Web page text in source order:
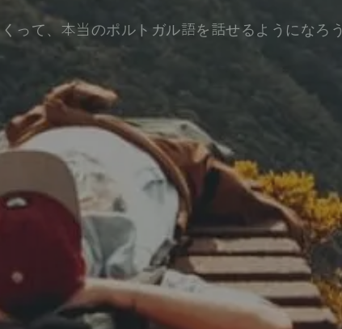
って、本当のポルトガル語を話せるようになろう